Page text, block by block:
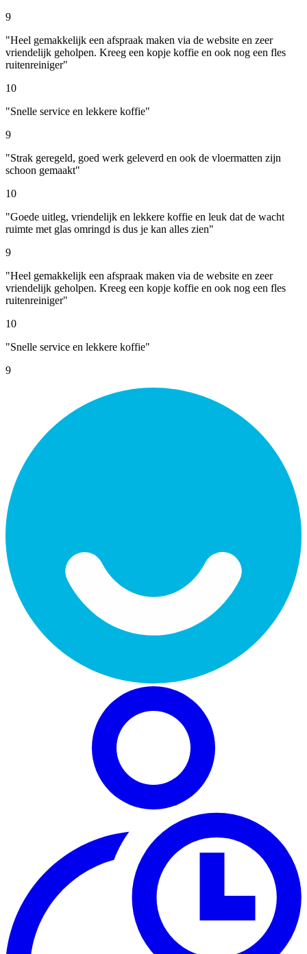
9
"Heel gemakkelijk een afspraak maken via de website en zeer
vriendelijk geholpen. Kreeg een kopje koffie en ook nog een fles
ruitenreiniger"
10
"Snelle service en lekkere koffie"
9
"Strak geregeld, goed werk geleverd en ook de vloermatten zijn
schoon gemaakt"
10
"Goede uitleg, vriendelijk en lekkere koffie en leuk dat de wacht
ruimte met glas omringd is dus je kan alles zien"
9
"Heel gemakkelijk een afspraak maken via de website en zeer
vriendelijk geholpen. Kreeg een kopje koffie en ook nog een fles
ruitenreiniger"
10
"Snelle service en lekkere koffie"
9